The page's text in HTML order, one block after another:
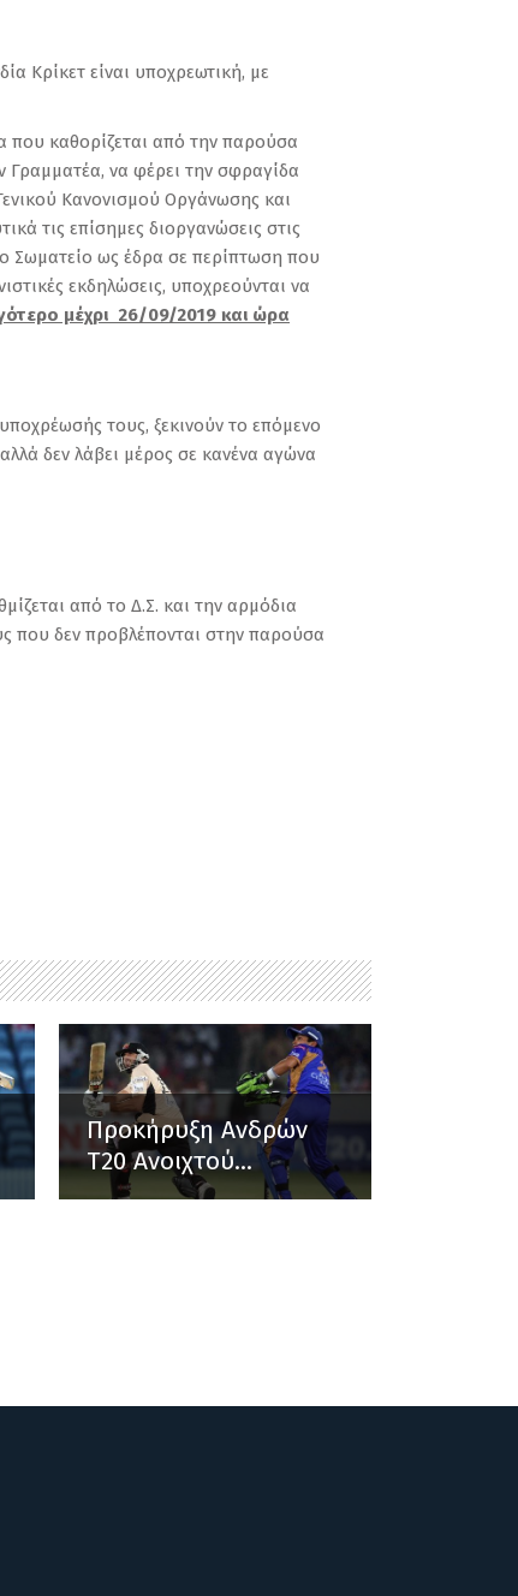
Κρίκετ είναι υποχρεωτική, με
που καθορίζεται από την παρούσα
να φέρει την σφραγίδα
Κανονισμού Οργάνωσης και
τις επίσημες διοργανώσεις στις
Σωματείο ως έδρα σε περίπτωση που
εκδηλώσεις, υποχρεούνται να
μέχρι 26/09/2019 και ώρα
τους, ξεκινούν το επόμενο
δεν λάβει μέρος σε κανένα αγώνα
από το Δ.Σ. και την αρμόδια
που δεν προβλέπονται στην παρούσα
Προκήρυξη Ανδρών
Τ20 Ανοιχτού...